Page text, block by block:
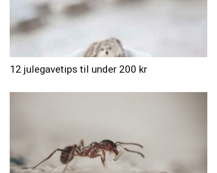
12 julegavetips til under 200 kr